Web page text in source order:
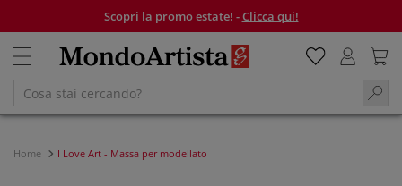
Scopri la promo estate! -Clicca qui!
Home I Love Art - Massa per modellato